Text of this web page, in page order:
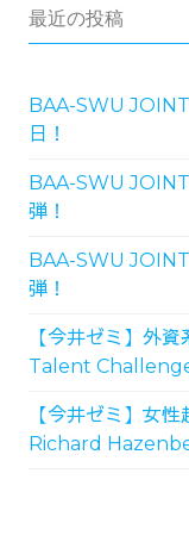
最近の投稿
BAA-SWU
日！
BAA-SWU
弾！
BAA-SWU
弾！
【今井ゼミ】外
Talent
【今井ゼミ】女
Richard